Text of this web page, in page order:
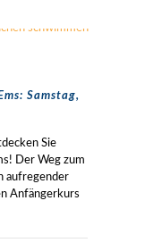
Samstag,
Sie
Der Weg zum
aufregender
Anfängerkurs